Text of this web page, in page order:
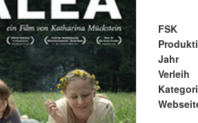
FSK
Jahr
Verleih